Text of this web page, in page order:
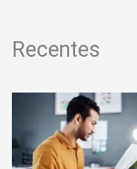
Recentes